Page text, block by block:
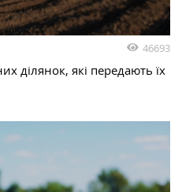
46693
ділянок, які передають їх